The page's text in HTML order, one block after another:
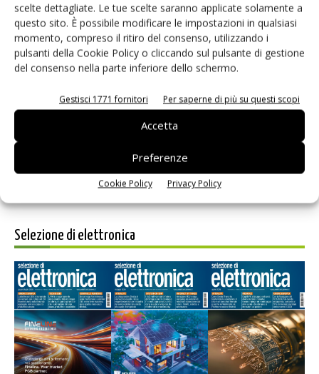
scelte dettagliate. Le tue scelte saranno applicate solamente a
questo sito. È possibile modificare le impostazioni in qualsiasi
momento, compreso il ritiro del consenso, utilizzando i
pulsanti della Cookie Policy o cliccando sul pulsante di gestione
del consenso nella parte inferiore dello schermo.
Gestisci 1771 fornitori Per saperne di più su questi scopi
Accetta
Preferenze
Cookie Policy Privacy Policy
prossimi commenti.
Selezione di elettronica